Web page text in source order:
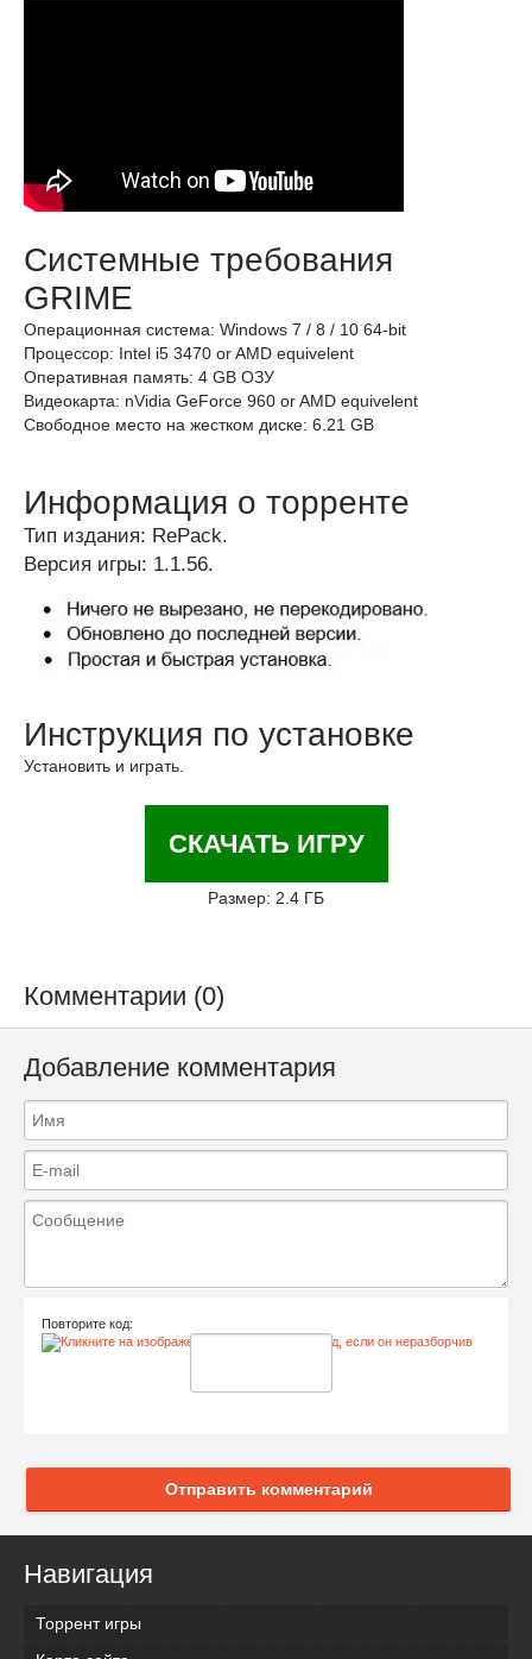
Системные требования
GRIME
Операционная система: Windows 7 / 8 / 10 64-bit
Процессор: Intel i5 3470 or AMD equivelent
Оперативная память: 4 GB ОЗУ
Видеокарта: nVidia GeForce 960 or AMD equivelent
Свободное место на жестком диске: 6.21 GB
Информация о торренте
Тип издания: RePack.
Версия игры: 1.1.56.
Инструкция по установке
Установить и играть.
СКАЧАТЬ ИГРУ
Размер: 2.4 ГБ
Комментарии (0)
Добавление комментария
Повторите код:
Отправить комментарий
Навигация
Торрент игры